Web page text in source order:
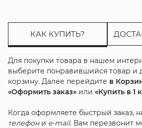
КАК КУПИТЬ?
Для покупки товара в нашем
выберите понравившийся товар и
корзину. Далее перейдите в
«Оформить заказ»или «Купить в 1
Когда оформляете быстрый заказ,
телефони e-mail. Вам перезвонит